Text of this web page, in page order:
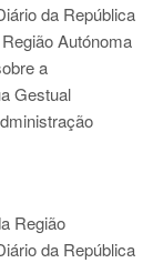
da República
Autónoma
a
Gestual
Região
da República